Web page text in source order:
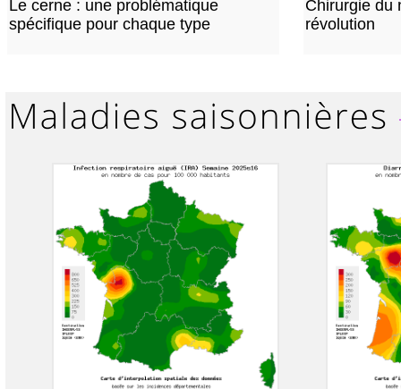
Le cerne : une problématique
spécifique pour chaque type
Chirurgie du
révolution